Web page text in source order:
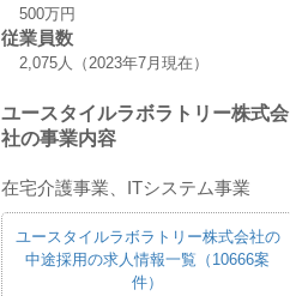
500万円
従業員数
2,075人（2023年7月現在）
ユースタイルラボラトリー株式会
社の事業内容
在宅介護事業、ITシステム事業
ユースタイルラボラトリー株式会社の
中途採用の求人情報一覧（10666案
件）